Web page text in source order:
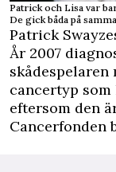
Patrick och Lisa var
De gick båda på
Patrick
År 2007
cancertyp
eftersom den
Cancerfonden